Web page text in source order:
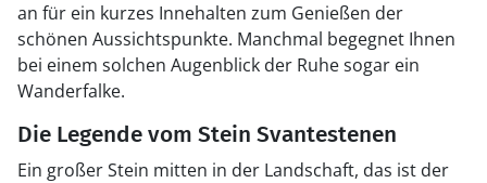
an für ein kurzes Innehalten zum Genießen der
schönen Aussichtspunkte. Manchmal begegnet Ihnen
bei einem solchen Augenblick der Ruhe sogar ein
Wanderfalke.
Die Legende vom Stein Svantestenen
Ein großer Stein mitten in der Landschaft, das ist der